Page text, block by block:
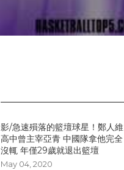
影/急速殞落的籃壇球星！鄭人維
高中曾主宰亞青 中國隊拿他完全
沒輒 年僅29歲就退出籃壇
May 04, 2020